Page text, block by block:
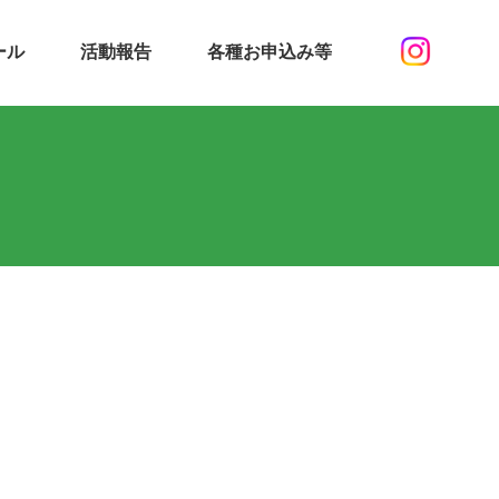
ル 活動報告 各種お申込み等